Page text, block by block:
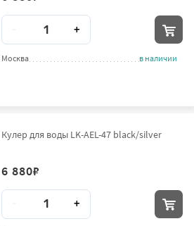
Количество
+
Москва в наличии
Кулер для воды LK-AEL-47 black/silver
6 880₽
Количество
+